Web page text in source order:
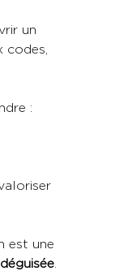
un
codes,
:
est une
.